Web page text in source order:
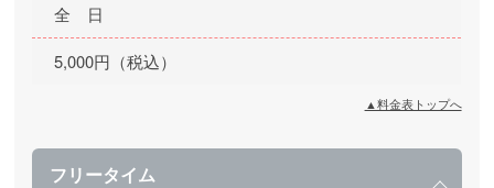
全 日
5,000円（税込）
▲料金表トップへ
フリータイム